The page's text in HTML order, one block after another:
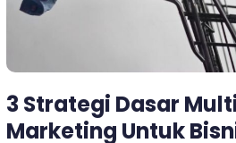
3 Strategi Dasar
Marketing Untuk